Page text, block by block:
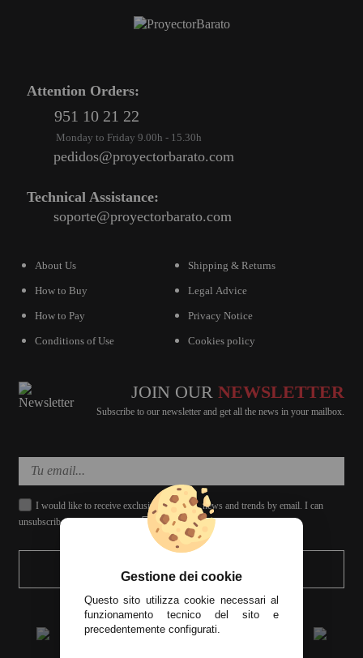
Attention Orders:
951 10 21 22
Monday to Friday 9.00h - 15.30h
pedidos@proyectorbarato.com
Technical Assistance:
soporte@proyectorbarato.com
About Us
How to Buy
How to Pay
Conditions of Use
Shipping & Returns
Legal Advice
Privacy Notice
Cookies policy
JOIN OUR NEWSLETTER
Subscribe to our newsletter and get all the news in your mailbox.
I would like to receive exclusive discounts, news and trends by email. I can
unsubscribe whenever I want.
SEND
Gestione dei cookie
Questo sito utilizza cookie necessari al
funzionamento tecnico del sito e
precedentemente configurati.